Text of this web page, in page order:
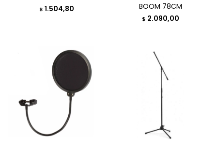
$ 1.504,80
BOOM 78CM
$ 2.090,00